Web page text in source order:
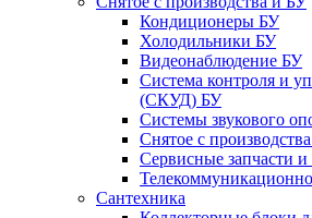
Кондиционеры БУ
Холодильники БУ
Видеонаблюдение БУ
Система контроля и
(СКУД) БУ
Системы звукового
Снятое с
Сервисные запчасти
Сантехника